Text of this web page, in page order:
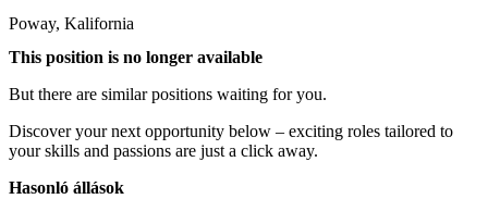
Poway, Kalifornia
This position is no longer available
But there are similar positions waiting for you.
Discover your next opportunity below – exciting roles tailored to
your skills and passions are just a click away.
Hasonló állások